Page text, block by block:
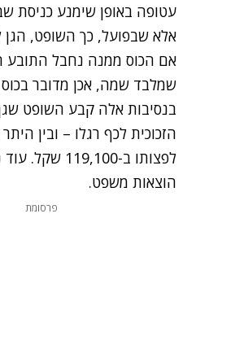
עטופה באופן שימנע כניסת
אלא שבפועל, כך השופט, הגן
אם הכוס ממנה נחבל התובע
שמלבד שמה, אכן מדובר
בנסיבות אלה קבע השופט
הזכוכית לכף רגלו – ובין
הוצאות משפט.
פרסומת